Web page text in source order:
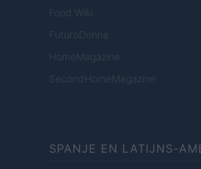
Food Wiki
FuturoDonna
HomeMagazine
SecondHomeMagazine
SPANJE EN LATIJNS-